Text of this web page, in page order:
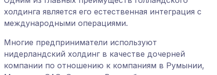
холдинга является его естественная интеграция с
международными операциями.
Многие предприниматели используют
нидерландский холдинг в качестве дочерней
компании по отношению к компаниям в Румынии,